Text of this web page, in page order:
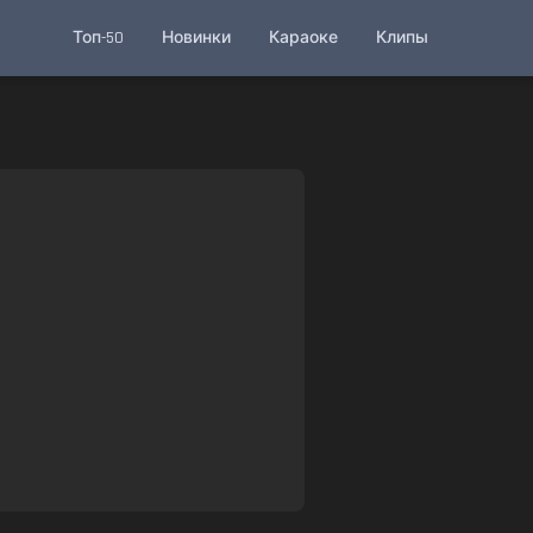
Топ-50 Новинки Караоке Клипы